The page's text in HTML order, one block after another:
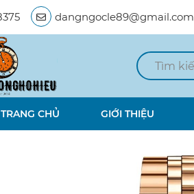
dangngocle89@gmail.com
TRANG CHỦ GIỚI THIỆU